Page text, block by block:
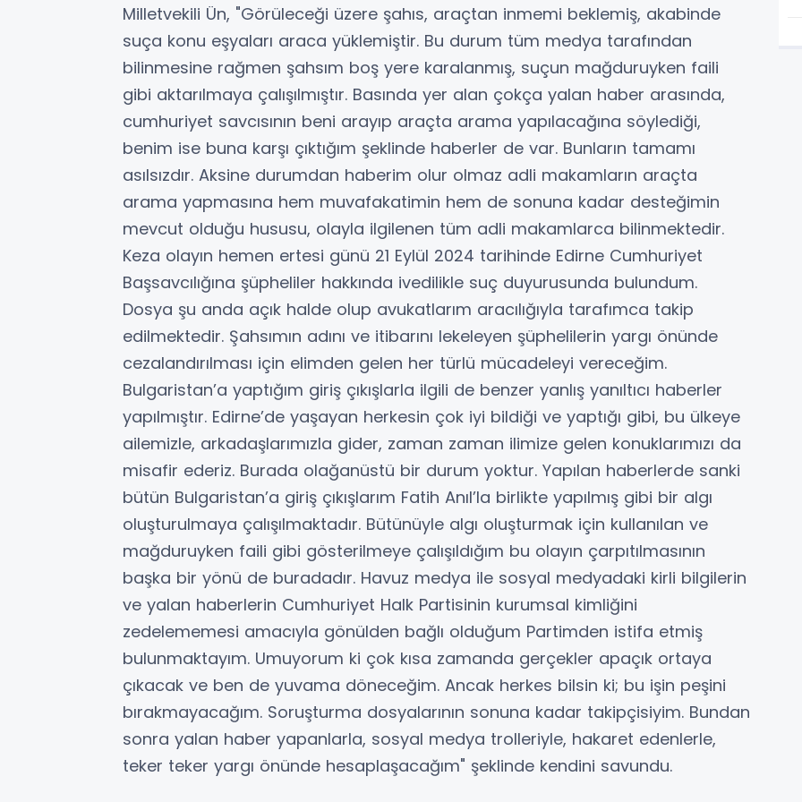
Milletvekili Ün, "Görüleceği üzere şahıs, araçtan inmemi beklemiş, akabinde
suça konu eşyaları araca yüklemiştir. Bu durum tüm medya tarafından
bilinmesine rağmen şahsım boş yere karalanmış, suçun mağduruyken faili
gibi aktarılmaya çalışılmıştır. Basında yer alan çokça yalan haber arasında,
cumhuriyet savcısının beni arayıp araçta arama yapılacağına söylediği,
benim ise buna karşı çıktığım şeklinde haberler de var. Bunların tamamı
asılsızdır. Aksine durumdan haberim olur olmaz adli makamların araçta
arama yapmasına hem muvafakatimin hem de sonuna kadar desteğimin
mevcut olduğu hususu, olayla ilgilenen tüm adli makamlarca bilinmektedir.
Keza olayın hemen ertesi günü 21 Eylül 2024 tarihinde Edirne Cumhuriyet
Başsavcılığına şüpheliler hakkında ivedilikle suç duyurusunda bulundum.
Dosya şu anda açık halde olup avukatlarım aracılığıyla tarafımca takip
edilmektedir. Şahsımın adını ve itibarını lekeleyen şüphelilerin yargı önünde
cezalandırılması için elimden gelen her türlü mücadeleyi vereceğim.
Bulgaristan’a yaptığım giriş çıkışlarla ilgili de benzer yanlış yanıltıcı haberler
yapılmıştır. Edirne’de yaşayan herkesin çok iyi bildiği ve yaptığı gibi, bu ülkeye
ailemizle, arkadaşlarımızla gider, zaman zaman ilimize gelen konuklarımızı da
misafir ederiz. Burada olağanüstü bir durum yoktur. Yapılan haberlerde sanki
bütün Bulgaristan’a giriş çıkışlarım Fatih Anıl’la birlikte yapılmış gibi bir algı
oluşturulmaya çalışılmaktadır. Bütünüyle algı oluşturmak için kullanılan ve
mağduruyken faili gibi gösterilmeye çalışıldığım bu olayın çarpıtılmasının
başka bir yönü de buradadır. Havuz medya ile sosyal medyadaki kirli bilgilerin
ve yalan haberlerin Cumhuriyet Halk Partisinin kurumsal kimliğini
zedelememesi amacıyla gönülden bağlı olduğum Partimden istifa etmiş
bulunmaktayım. Umuyorum ki çok kısa zamanda gerçekler apaçık ortaya
çıkacak ve ben de yuvama döneceğim. Ancak herkes bilsin ki; bu işin peşini
bırakmayacağım. Soruşturma dosyalarının sonuna kadar takipçisiyim. Bundan
sonra yalan haber yapanlarla, sosyal medya trolleriyle, hakaret edenlerle,
teker teker yargı önünde hesaplaşacağım" şeklinde kendini savundu.